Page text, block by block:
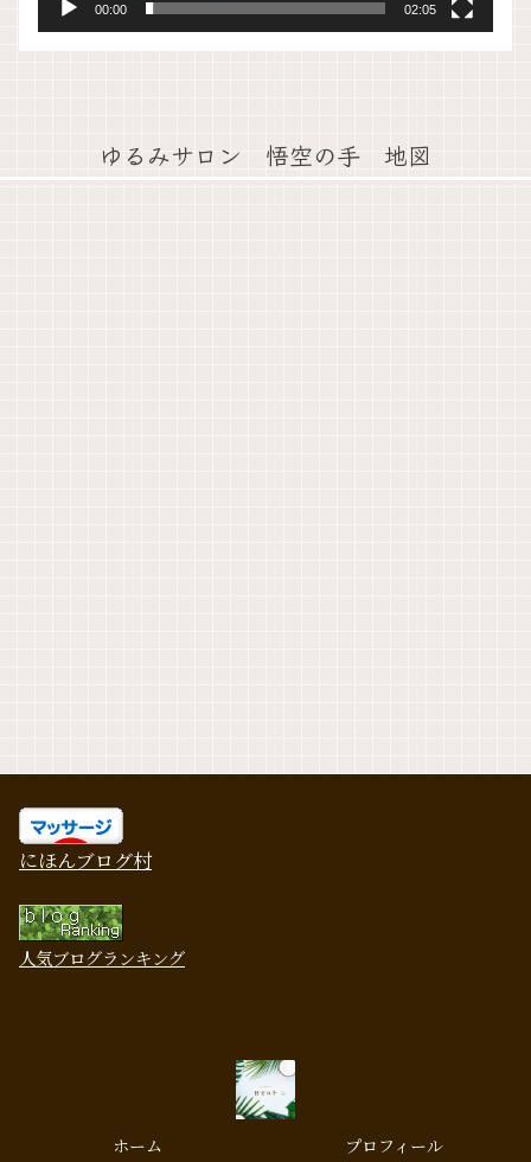
00:00 02:05
ゆるみサロン 悟空の手 地図
にほんブログ村
人気ブログランキング
ホーム プロフィール